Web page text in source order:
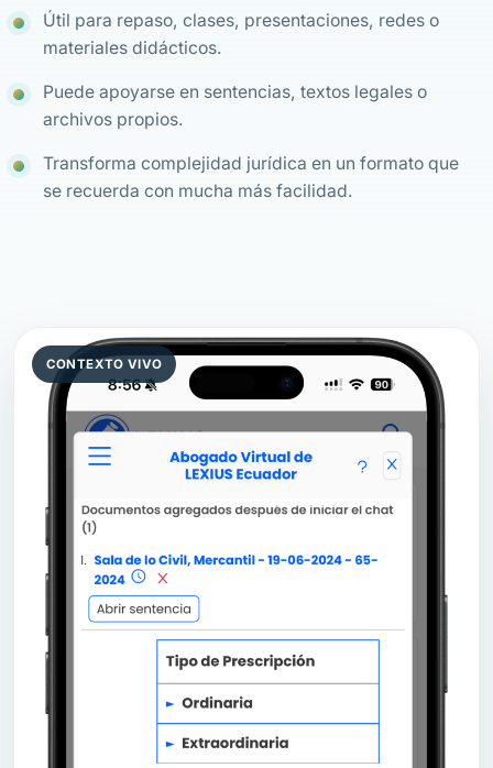
Útil para repaso, clases, presentaciones, redes o
materiales didácticos.
Puede apoyarse en sentencias, textos legales o
archivos propios.
Transforma complejidad jurídica en un formato que
se recuerda con mucha más facilidad.
CONTEXTO VIVO